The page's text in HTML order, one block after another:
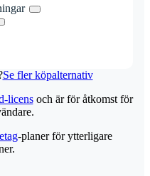
Se fler köpalternativ
licensoch är för åtkomst för
-planer för ytterligare